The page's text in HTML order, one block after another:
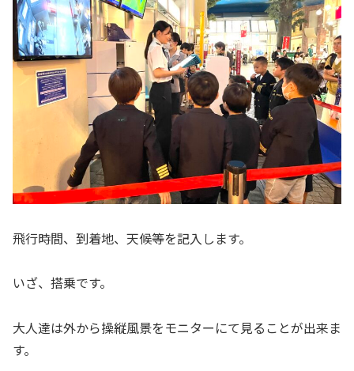
飛行時間、到着地、天候等を記入します。
いざ、搭乗です。
大人達は外から操縦風景をモニターにて見ることが出来ま
す。